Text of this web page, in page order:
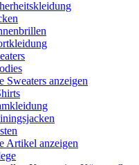
Sweaters anzeigen
Artikel anzeigen